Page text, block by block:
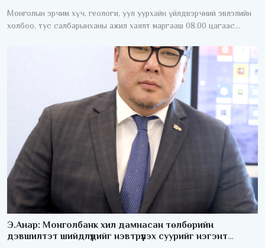
Монголын эрчим хүч, геологи, уул уурхайн үйлдвэрчний эвлэлийн
холбоо, тус салбарынханы ажил хаялт маргааш 08.00 цагаас
Э.Анар: Монголбанк хил дамнасан төлбөрийн
дэвшилтэт шийдлүүдийг нэвтрүүлэх суурийг нэгэнт